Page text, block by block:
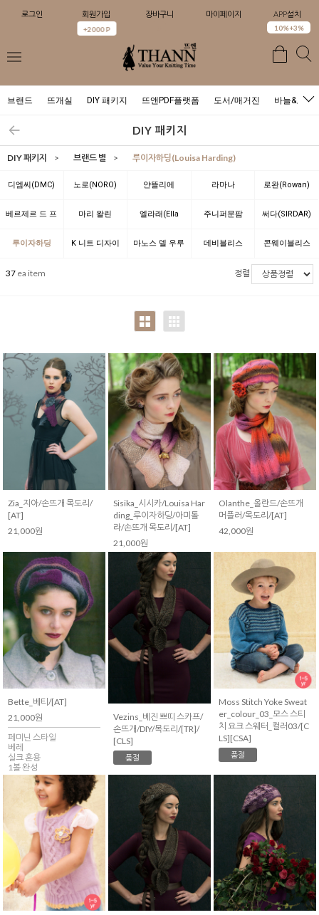
로그인 회원가입
+2000 P
장바구니 마이페이지 APP설치
10%+3%
브랜드 뜨개실 DIY 패키지 뜨앤PDF플랫폼 도서/매거진 바늘&도구
DIY 패키지
DIY 패키지 > 브랜드 별 > 루이자하딩(Louisa Harding)
디엠씨(DMC) 노로(NORO) 얀뜰리에
(YARNTELIER)
라마나
(LAMANA)
로완(Rowan)
베르제르 드 프
랑스(BERGERE
DE FRANCE)
마리 왈린
(Marie Wallin)
엘라래(Ella
Rae)
주니퍼문팜
(JUNIPER
MOON FARM)
써다(SIRDAR)
루이자하딩
(Louisa
K 니트 디자이
Annknitting)
마노스 델 우루 데비블리스
(Debbie Bliss)
콘웨이블리스
(Conway Bliss)
37 ea item 정렬
Zia_지아/손뜨개 목도리/
[AT]
21,000원
Sisika_시시카/Louisa Har
ding_루이자하딩/아미톨
라/손뜨개 목도리/[AT]
21,000원
Olanthe_올란드/손뜨개
머플러/목도리/[AT]
42,000원
Bette_베티/[AT]
21,000원
페미닌 스타일
베레
실크 혼용
1볼 완성
Vezins_베진 쁘띠 스카프/
손뜨개/DIY/목도리/[TR]/
[CLS]
품절
Moss Stitch Yoke Sweat
er_colour_03_모스 스티
치 요크 스웨터_컬러03/[C
LS][CSA]
품절